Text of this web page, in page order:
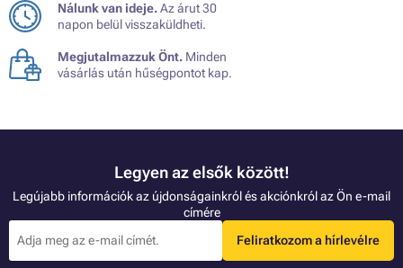
Nálunk van ideje.Az árut 30
napon belül visszaküldheti.
Megjutalmazzuk Önt. Minden
vásárlás után hűségpontot kap.
Legyen az elsők között!
Legújabb információk az újdonságainkról és akciónkról az Ön e-mail
címére
Feliratkozom a hírlevélre